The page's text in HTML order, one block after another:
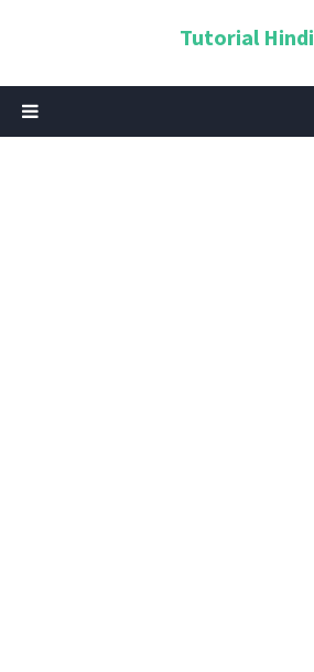
Tutorial Hindi